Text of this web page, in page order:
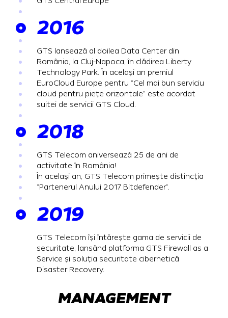
2016
GTS lansează al doilea Data Center din
România, la Cluj-Napoca, în clădirea Liberty
Technology Park. În același an premiul
EuroCloud Europe pentru “Cel mai bun serviciu
cloud pentru piețe orizontale” este acordat
suitei de servicii GTS Cloud.
2018
GTS Telecom aniversează 25 de ani de
activitate în România!
În același an, GTS Telecom primește distincția
“Partenerul Anului 2017 Bitdefender”.
2019
GTS Telecom își întărește gama de servicii de
securitate, lansând platforma GTS Firewall as a
Service și soluția securitate cibernetică
Disaster Recovery.
MANAGEMENT